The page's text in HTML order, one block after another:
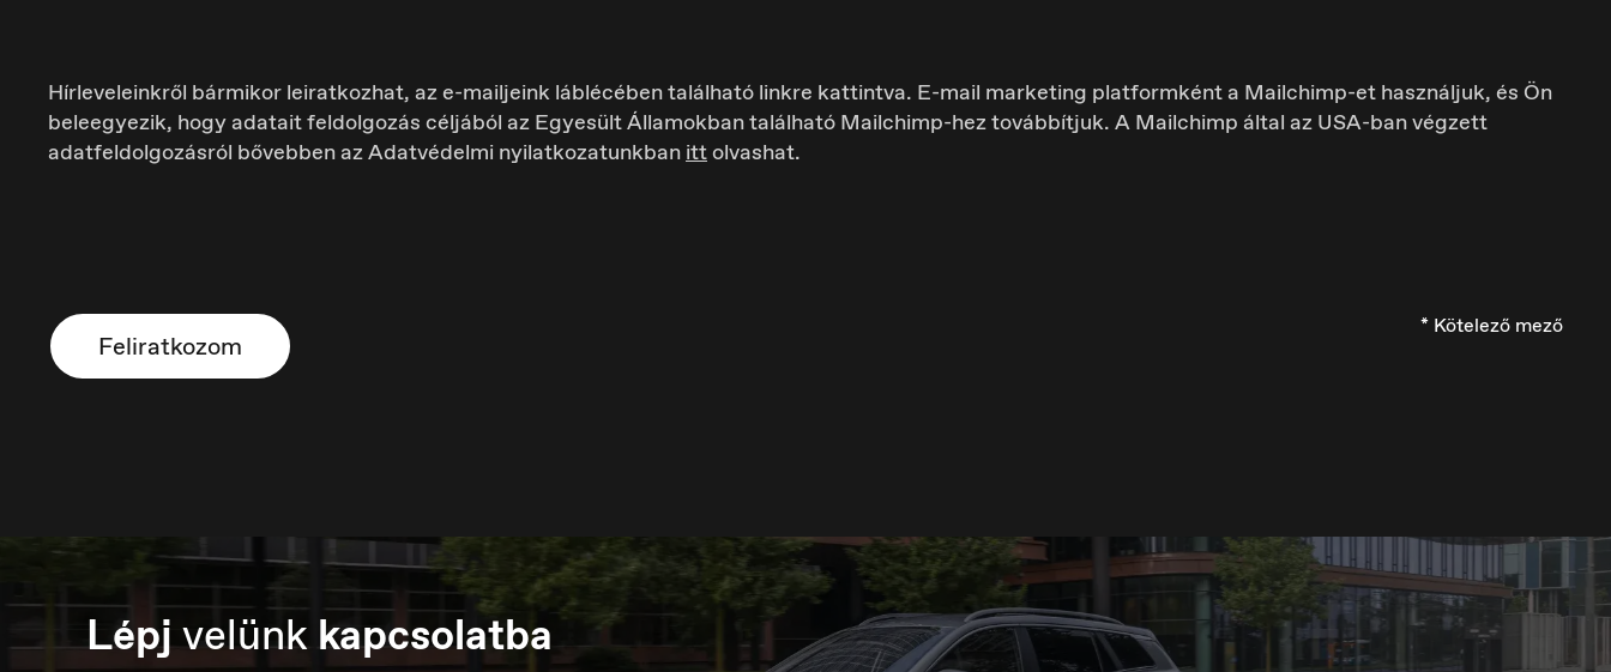
France
Français
Hungary
Magyar
Ísland
Íslenska
Italia
Italiano
Hírleveleinkről bármikor leiratkozhat, az e-mailjeink láblécében található linkre kattintva. E-mail marketing platformként a Mailchimp-et használjuk, és Ön
beleegyezik, hogy adatait feldolgozás céljából az Egyesült Államokban található Mailchimp-hez továbbítjuk. A Mailchimp által az USA-ban végzett
adatfeldolgozásról bővebben az Adatvédelmi nyilatkozatunkban ittolvashat.
Feliratkozom
* Kötelező mező
Lépjvelünk kapcsolatba